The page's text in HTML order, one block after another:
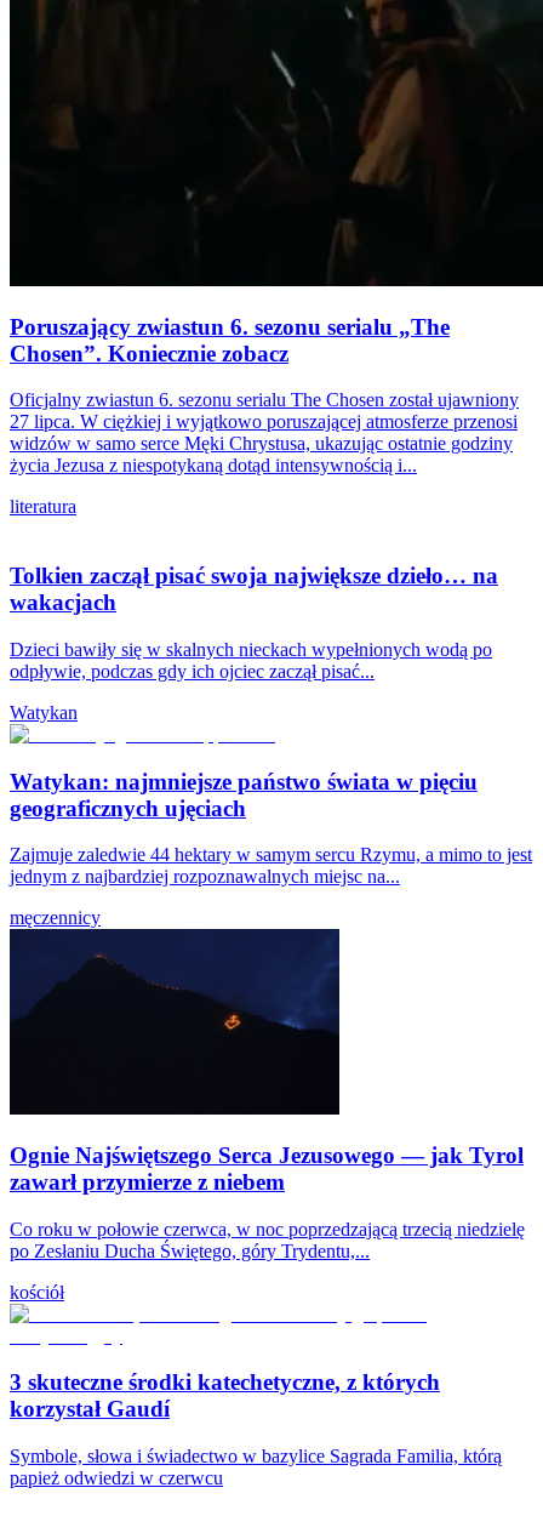
Poruszający zwiastun 6. sezonu serialu „The
Chosen”. Koniecznie zobacz
Oficjalny zwiastun 6. sezonu serialu The Chosen został ujawniony
27 lipca. W ciężkiej i wyjątkowo poruszającej atmosferze przenosi
widzów w samo serce Męki Chrystusa, ukazując ostatnie godziny
życia Jezusa z niespotykaną dotąd intensywnością i...
literatura
Tolkien zaczął pisać swoja największe dzieło… na
wakacjach
Dzieci bawiły się w skalnych nieckach wypełnionych wodą po
odpływie, podczas gdy ich ojciec zaczął pisać...
Watykan
Watykan: najmniejsze państwo świata w pięciu
geograficznych ujęciach
Zajmuje zaledwie 44 hektary w samym sercu Rzymu, a mimo to jest
jednym z najbardziej rozpoznawalnych miejsc na...
męczennicy
Ognie Najświętszego Serca Jezusowego — jak Tyrol
zawarł przymierze z niebem
Co roku w połowie czerwca, w noc poprzedzającą trzecią niedzielę
po Zesłaniu Ducha Świętego, góry Trydentu,...
kościół
3 skuteczne środki katechetyczne, z których
korzystał Gaudí
Symbole, słowa i świadectwo w bazylice Sagrada Familia, którą
papież odwiedzi w czerwcu